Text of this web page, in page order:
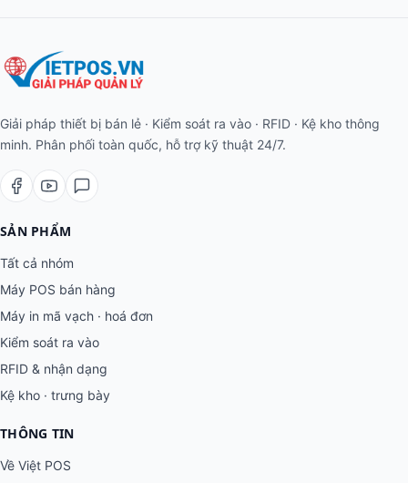
Giải pháp thiết bị bán lẻ · Kiểm soát ra vào · RFID · Kệ kho thông
minh. Phân phối toàn quốc, hỗ trợ kỹ thuật 24/7.
SẢN PHẨM
Tất cả nhóm
Máy POS bán hàng
Máy in mã vạch · hoá đơn
Kiểm soát ra vào
RFID & nhận dạng
Kệ kho · trưng bày
THÔNG TIN
Về Việt POS